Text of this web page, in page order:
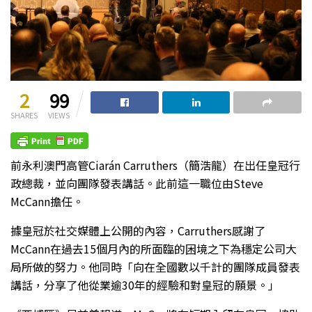
2
SHARES
99
VIEWS
前永利澳門高管Ciarán Carruthers（簡浩龍）在出任皇冠行
政總裁，並向團隊發表講話。此前這一職位由Steve
McCann擔任。
據皇冠於社交媒體上公開的內容，Carruthers感謝了
McCann在過去15個月內的所面臨的困境之下為穩定公司大
局所做的努力。他同時「向在全國數以千計的團隊成員發表
講話，分享了他從業逾30年的經驗和對皇冠的願景。」